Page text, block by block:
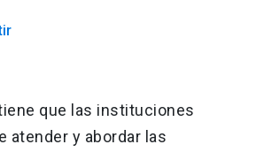
que las instituciones
atender y abordar las